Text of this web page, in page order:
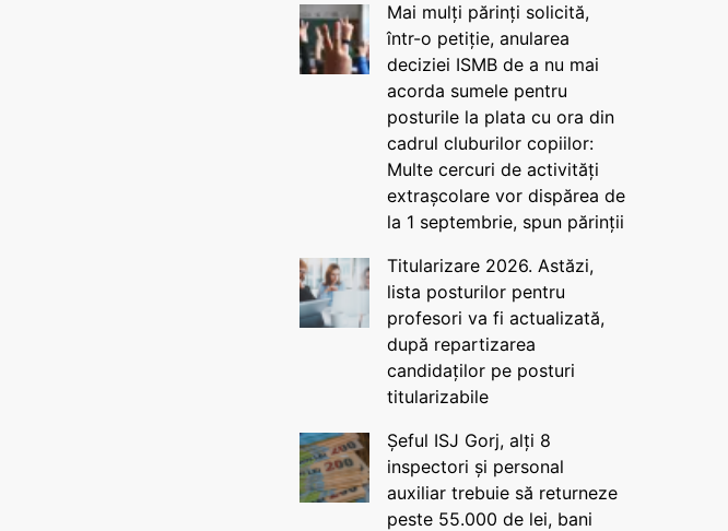
Mai mulți părinți solicită,
într-o petiție, anularea
deciziei ISMB de a nu mai
acorda sumele pentru
posturile la plata cu ora din
cadrul cluburilor copiilor:
Multe cercuri de activități
extrașcolare vor dispărea de
la 1 septembrie, spun părinții
Titularizare 2026. Astăzi,
lista posturilor pentru
profesori va fi actualizată,
după repartizarea
candidaților pe posturi
titularizabile
Șeful ISJ Gorj, alți 8
inspectori și personal
auxiliar trebuie să returneze
peste 55.000 de lei, bani